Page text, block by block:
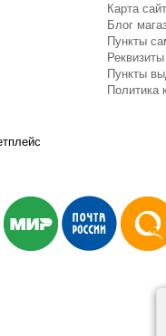
Карта
Блог
Пункты
Пункты
Политика